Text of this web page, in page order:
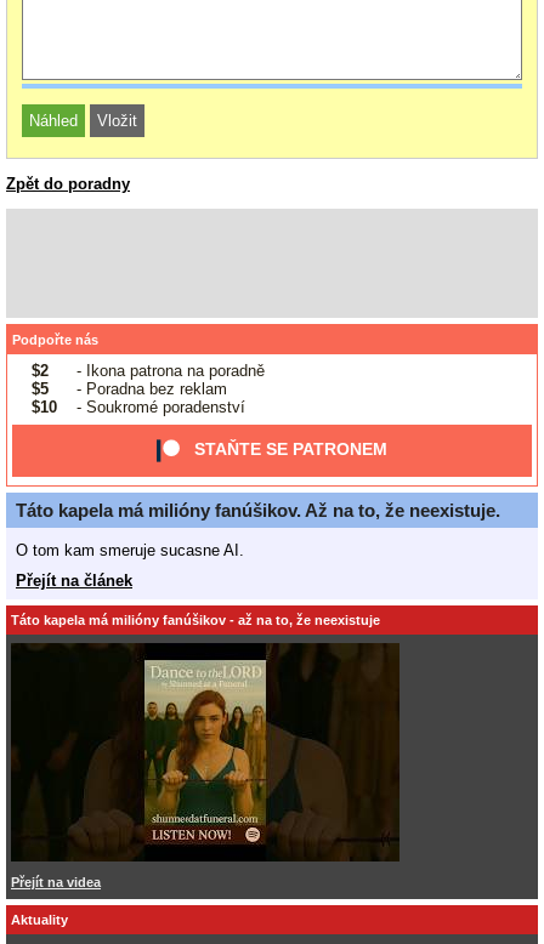
Zpět do poradny
Podpořte nás
$2
- Ikona patrona na poradně
$5
- Poradna bez reklam
$10
- Soukromé poradenství
STAŇTE SE PATRONEM
Táto kapela má milióny fanúšikov. Až na to, že neexistuje.
O tom kam smeruje sucasne AI.
Přejít na článek
Táto kapela má milióny fanúšikov - až na to, že neexistuje
Přejít na videa
Aktuality